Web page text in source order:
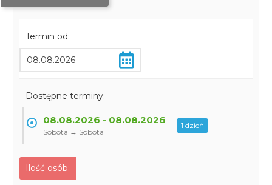
Termin od:
Dostępne terminy:
08.08.2026 - 08.08.2026
Sobota → Sobota
1 dzień
Ilość osób: